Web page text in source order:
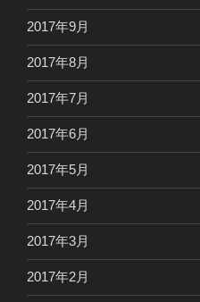
2017年9月
2017年8月
2017年7月
2017年6月
2017年5月
2017年4月
2017年3月
2017年2月